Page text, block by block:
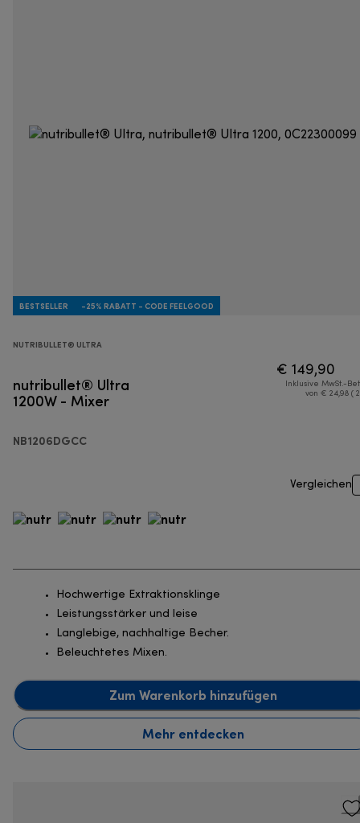
BESTSELLER -25% RABATT - CODE FEELGOOD
NUTRIBULLET® ULTRA
nutribullet® Ultra
1200W - Mixer
NB1206DGCC
€ 149,90
Inklusive MwSt.-
von € 24,98 (
Vergleichen
Hochwertige Extraktionsklinge
Leistungsstärker und leise
Langlebige, nachhaltige Becher.
Beleuchtetes Mixen.
Zum Warenkorb hinzufügen
Mehr entdecken